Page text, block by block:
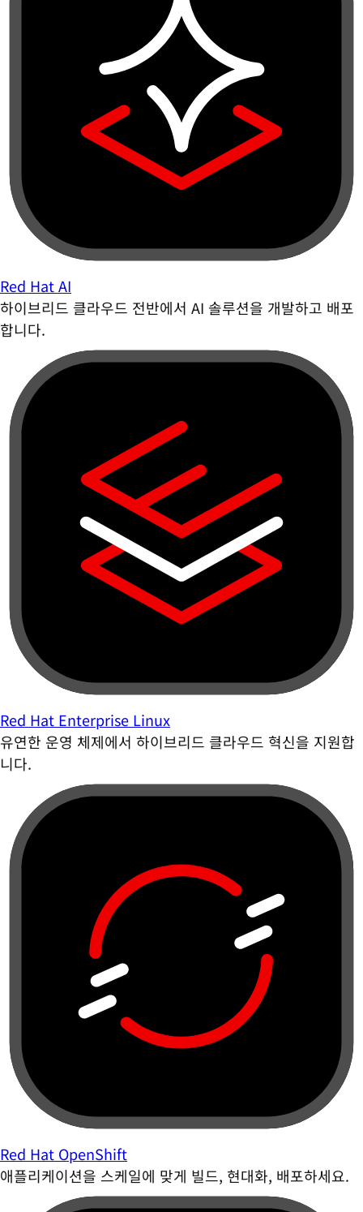
Red Hat AI
하이브리드 클라우드 전반에서 AI 솔루션을 개발하고 배포
합니다.
Red Hat Enterprise Linux
유연한 운영 체제에서 하이브리드 클라우드 혁신을 지원합
니다.
Red Hat OpenShift
애플리케이션을 스케일에 맞게 빌드, 현대화, 배포하세요.